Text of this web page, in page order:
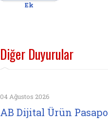
Ek
Diğer Duyurular
04 Ağustos 2026
AB Dijital Ürün